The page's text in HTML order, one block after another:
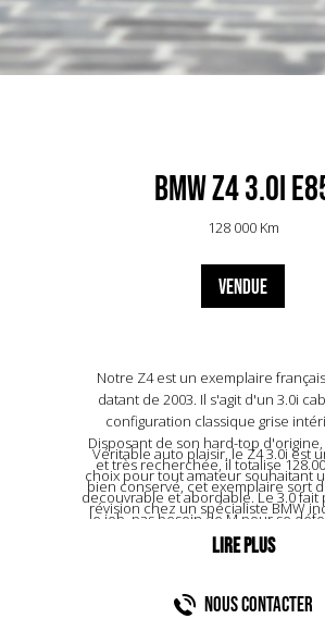
BMW Z4 3.0i
128 000 Km
VENDUE
Notre Z4 est un exemplaire
datant de 2003. Il s'agit d'un 3.0i
configuration classique grise
Disposant de son hard-top
et très recherchée, il totalise
bien conservé, cet exemplaire sort
révision chez un spécialiste BMW
Véritable auto plaisir, le Z4 3.0i est
choix pour tout amateur souhaitant
decouvrable et abordable. Le 3.0 fait
le job, pas besoin de M pour se
routes du Perche. Quant au
bonifient d'année en année. Le Z4
NOUS CONTACTER